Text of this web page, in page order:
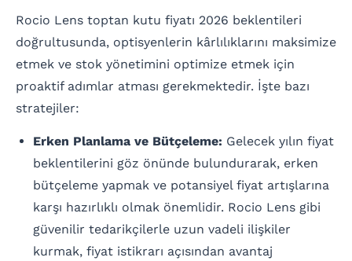
Rocio Lens toptan kutu fiyatı 2026 beklentileri
doğrultusunda, optisyenlerin kârlılıklarını maksimize
etmek ve stok yönetimini optimize etmek için
proaktif adımlar atması gerekmektedir. İşte bazı
stratejiler:
Erken Planlama ve Bütçeleme: Gelecek yılın fiyat
beklentilerini göz önünde bulundurarak, erken
bütçeleme yapmak ve potansiyel fiyat artışlarına
karşı hazırlıklı olmak önemlidir. Rocio Lens gibi
güvenilir tedarikçilerle uzun vadeli ilişkiler
kurmak, fiyat istikrarı açısından avantaj